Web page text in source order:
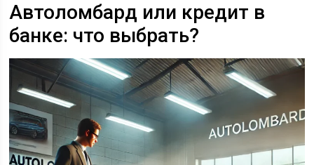
Автоломбард или кредит в
банке: что выбрать?